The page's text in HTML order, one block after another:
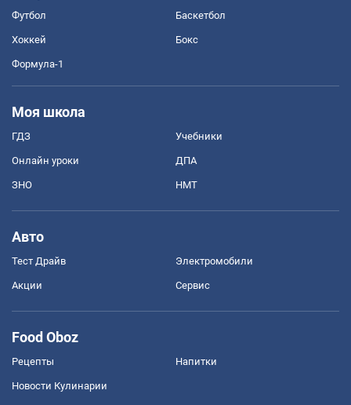
Футбол Баскетбол
Хоккей Бокс
Формула-1
Моя школа
ГДЗ Учебники
Онлайн уроки ДПА
ЗНО НМТ
Авто
Тест Драйв Электромобили
Акции Сервис
Food Oboz
Рецепты Напитки
Новости Кулинарии